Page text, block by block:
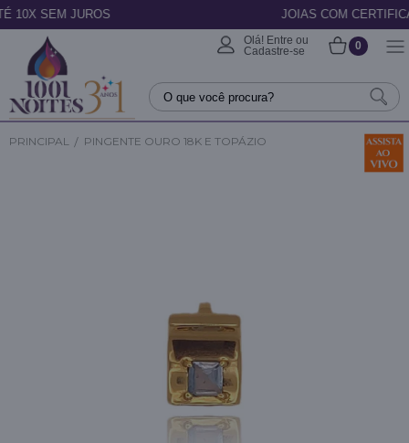
JOIAS COM CERTIFICADO
Olá! Entre ou
Cadastre-se
0
PRINCIPAL PINGENTE OURO 18K E TOPÁZIO